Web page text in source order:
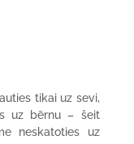
tikai uz sevi,
uz bērnu – šeit
neskatoties uz